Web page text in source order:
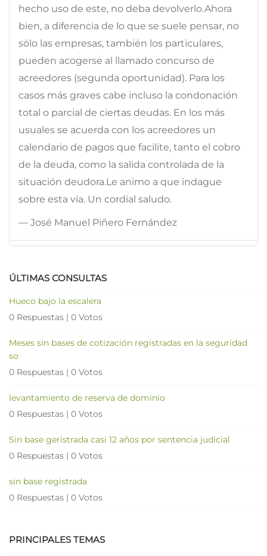
hecho uso de este, no deba devolverlo.Ahora
bien, a diferencia de lo que se suele pensar, no
sólo las empresas, también los particulares,
pueden acogerse al llamado concurso de
acreedores (segunda oportunidad). Para los
casos más graves cabe incluso la condonación
total o parcial de ciertas deudas. En los más
usuales se acuerda con los acreedores un
calendario de pagos que facilite, tanto el cobro
de la deuda, como la salida controlada de la
situación deudora.Le animo a que indague
sobre esta vía. Un cordial saludo.
— José Manuel Piñero Fernández
ÚLTIMAS CONSULTAS
Hueco bajo la escalera
0 Respuestas | 0 Votos
Meses sin bases de cotización registradas en la seguridad
so
0 Respuestas | 0 Votos
levantamiento de reserva de dominio
0 Respuestas | 0 Votos
Sin base geristrada casi 12 años por sentencia judicial
0 Respuestas | 0 Votos
sin base registrada
0 Respuestas | 0 Votos
PRINCIPALES TEMAS